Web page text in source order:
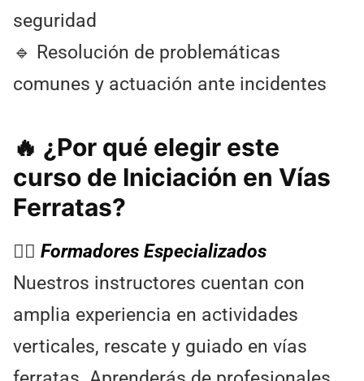
seguridad
🔹 Resolución de problemáticas
comunes y actuación ante incidentes
🔥 ¿Por qué elegir este
curso de Iniciación en Vías
Ferratas?
🧗‍♂️ Formadores Especializados
Nuestros instructores cuentan con
amplia experiencia en actividades
verticales, rescate y guiado en vías